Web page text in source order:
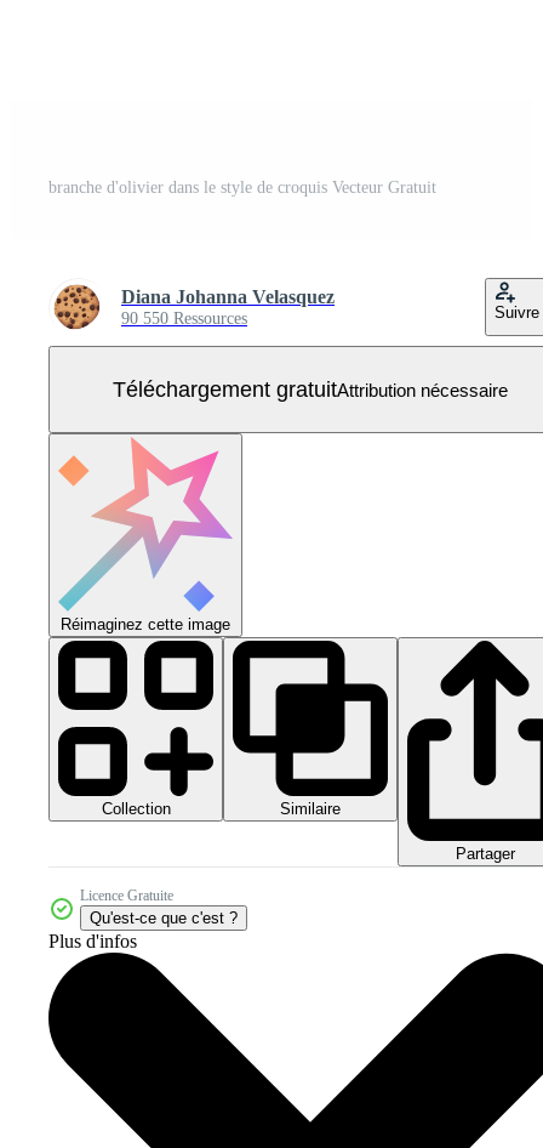
branche d'olivier dans le style de croquis Vecteur Gratuit
Diana Johanna Velasquez
90 550 Ressources Suivre
Téléchargement gratuitAttribution nécessaire
Réimaginez cette image
Collection Similaire
Partager
Licence Gratuite
Qu'est-ce que c'est ?
Plus d'infos